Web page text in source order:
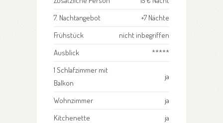
7. Nachtangebot
+7 Nächte
Frühstück
nicht inbegriffen
Ausblick
*****
1 Schlafzimmer mit
Balkon
ja
Wohnzimmer
ja
Kitchenette
ja